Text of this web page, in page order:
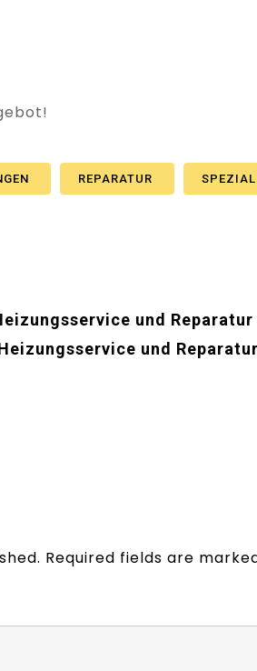
REPARATUR
und Reparatur
und
Required fields are